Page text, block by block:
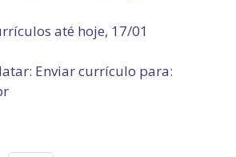
até hoje, 17/01
Enviar currículo para: